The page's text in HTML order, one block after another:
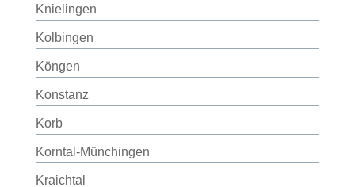
Knielingen
Kolbingen
Köngen
Konstanz
Korb
Korntal-Münchingen
Kraichtal